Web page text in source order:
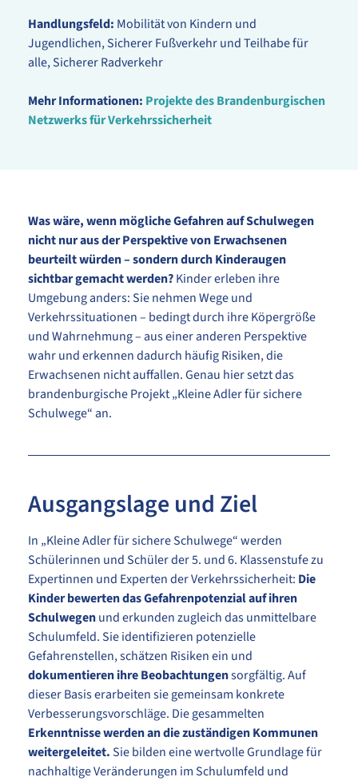
Handlungsfeld: Mobilität von Kindern und
Jugendlichen, Sicherer Fußverkehr und Teilhabe für
alle, Sicherer Radverkehr
Mehr Informationen: Projekte des Brandenburgischen
Netzwerks für Verkehrssicherheit
Was wäre, wenn mögliche Gefahren auf Schulwegen
nicht nur aus der Perspektive von Erwachsenen
beurteilt würden – sondern durch Kinderaugen
sichtbar gemacht werden?Kinder erleben ihre
Umgebung anders: Sie nehmen Wege und
Verkehrssituationen – bedingt durch ihre Köpergröße
und Wahrnehmung – aus einer anderen Perspektive
wahr und erkennen dadurch häufig Risiken, die
Erwachsenen nicht auffallen. Genau hier setzt das
brandenburgische Projekt „Kleine Adler für sichere
Schulwege“ an.
Ausgangslage und Ziel
In „Kleine Adler für sichere Schulwege“ werden
Schülerinnen und Schüler der 5. und 6. Klassenstufe zu
Expertinnen und Experten der Verkehrssicherheit: Die
Kinder bewerten das Gefahrenpotenzial auf ihren
Schulwegenund erkunden zugleich das unmittelbare
Schulumfeld. Sie identifizieren potenzielle
Gefahrenstellen, schätzen Risiken ein und
dokumentieren ihre Beobachtungensorgfältig. Auf
dieser Basis erarbeiten sie gemeinsam konkrete
Verbesserungsvorschläge. Die gesammelten
Erkenntnisse werden an die zuständigen Kommunen
weitergeleitet.Sie bilden eine wertvolle Grundlage für
nachhaltige Veränderungen im Schulumfeld und